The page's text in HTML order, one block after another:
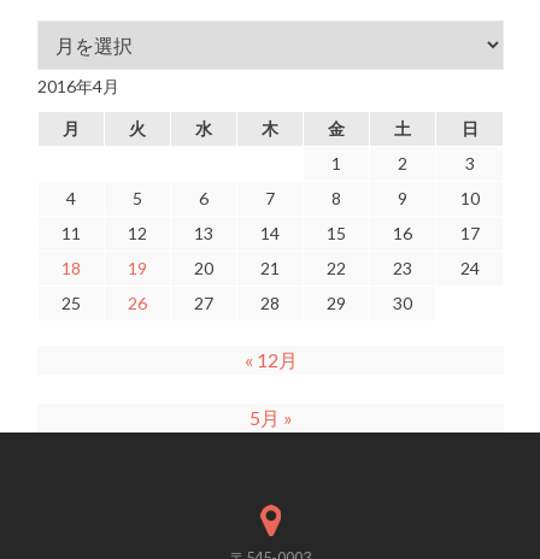
アーカイブ
2016年4月
月 火 水 木 金 土
日
1
2
3
4
5 6 7 8 9
10
11
12 13 14 15 16
17
18
19 20 21 22 23
24
25
26 27 28 29 30
« 12月
5月 »